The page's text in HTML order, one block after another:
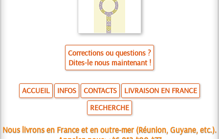
Corrections ou questions ?
Dites-le nous maintenant !
ACCUEIL INFOS CONTACTS
LIVRAISON EN FRANCE
RECHERCHE
Nous livrons en France et en outre-mer (Réunion, Guyane, etc.).